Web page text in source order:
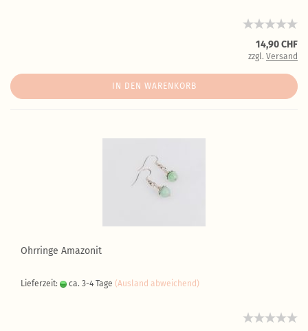
14,90 CHF
zzgl. Versand
IN DEN WARENKORB
Ohrringe Amazonit
Lieferzeit: ca. 3-4 Tage (Ausland abweichend)